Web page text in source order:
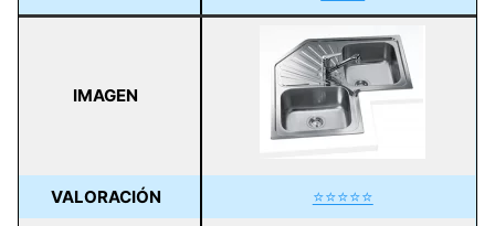
IMAGEN
VALORACIÓN ⭐⭐⭐⭐⭐